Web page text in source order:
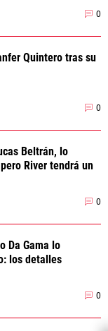
0
Quintero tras su
0
Beltrán, lo
River tendrá un
0
Da Gama lo
los detalles
0